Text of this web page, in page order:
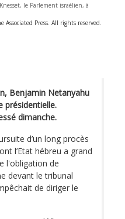
le Parlement israélien, à
Associated Press. All rights reserved.
Benjamin Netanyahu
présidentielle.
dimanche.
d’un long procès
l’Etat hébreu a grand
l'obligation de
devant le tribunal
de diriger le